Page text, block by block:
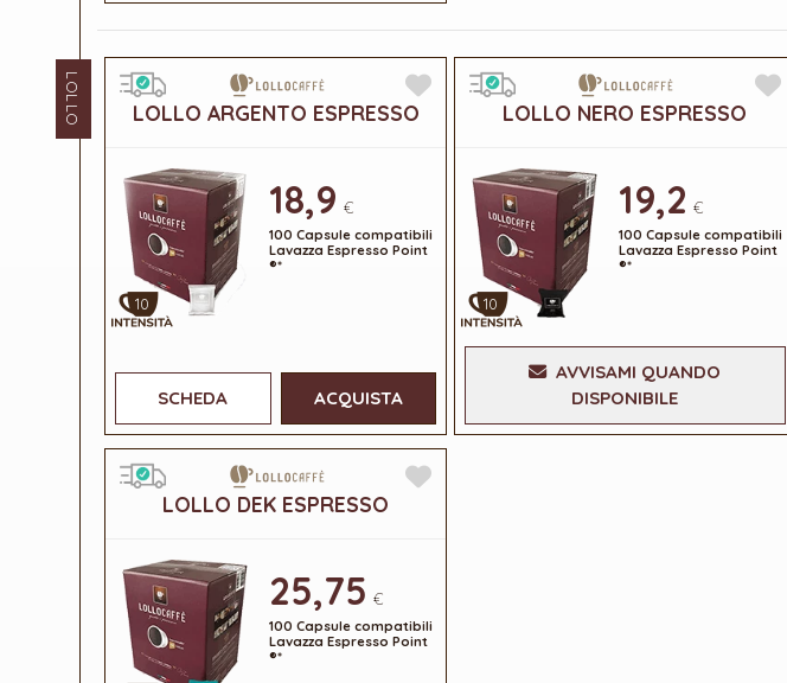
LOLLO LOLLO ARGENTO ESPRESSO
10
18,9 €
100 Capsule compatibili
Lavazza Espresso Point
®*
SCHEDA ACQUISTA
LOLLO NERO ESPRESSO
10
19,2 €
100 Capsule compatibili
Lavazza Espresso Point
®*
AVVISAMI QUANDO
DISPONIBILE
LOLLO DEK ESPRESSO
25,75 €
100 Capsule compatibili
Lavazza Espresso Point
®*